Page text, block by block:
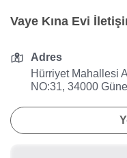
Vaye Kına Evi
Adres
Hürriyet Mahallesi
NO:31, 34000